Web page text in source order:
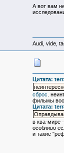
А вот вам
Audi, vide,
Цитата:
сброс .
фильмы
Цитата:
в ква-мире
особливо
и такие